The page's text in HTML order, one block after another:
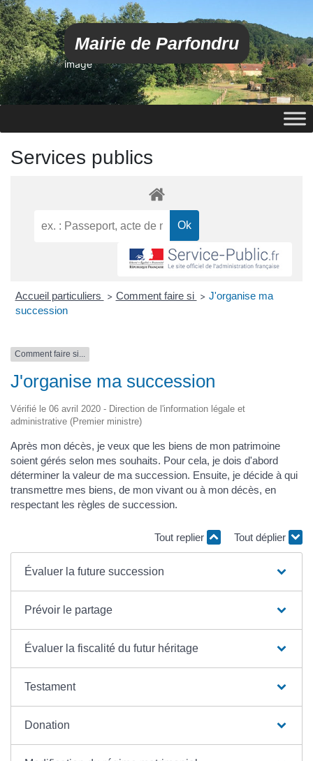
Mairie de Parfondru
image
Services publics
Accueil particuliers > Comment faire si > J'organise ma
succession
Comment faire si...
J'organise ma succession
Vérifié le 06 avril 2020 - Direction de l'information légale et
administrative (Premier ministre)
Après mon décès, je veux que les biens de mon patrimoine
soient gérés selon mes souhaits. Pour cela, je dois d'abord
déterminer la valeur de ma succession. Ensuite, je décide à qui
transmettre mes biens, de mon vivant ou à mon décès, en
respectant les règles de succession.
Tout replier Tout déplier
Évaluer la future succession
Prévoir le partage
Évaluer la fiscalité du futur héritage
Testament
Donation